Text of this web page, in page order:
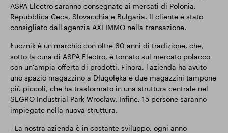
ASPA Electro saranno consegnate ai mercati di Polonia,
Repubblica Ceca, Slovacchia e Bulgaria. Il cliente è stato
consigliato dall'agenzia AXI IMMO nella transazione.
Łucznik è un marchio con oltre 60 anni di tradizione, che,
sotto la cura di ASPA Electro, è tornato sul mercato polacco
con un'ampia offerta di prodotti. Finora, l'azienda ha avuto
uno spazio magazzino a Długołęka e due magazzini tampone
più piccoli, che ha trasformato in una struttura centrale nel
SEGRO Industrial Park Wrocław. Infine, 15 persone saranno
impiegate nella nuova struttura.
- La nostra azienda è in costante sviluppo, ogni anno